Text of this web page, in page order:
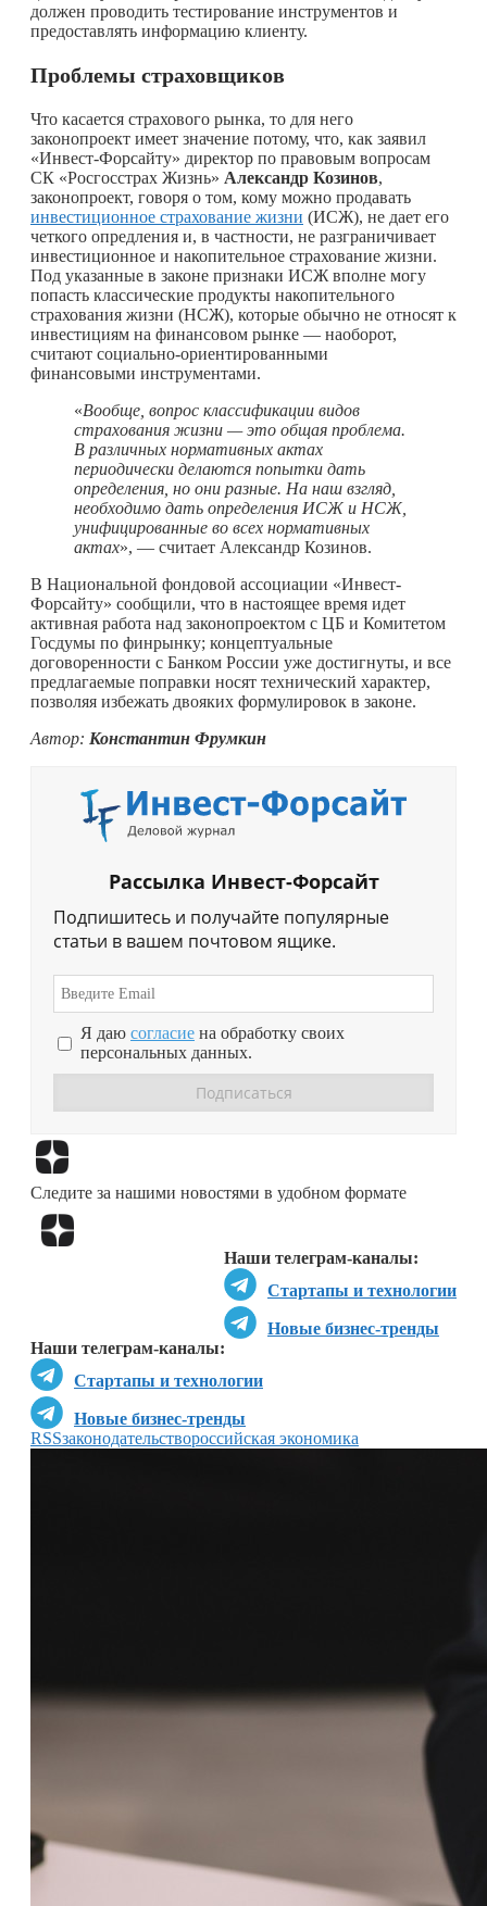
должен проводить тестирование инструментов и
предоставлять информацию клиенту.
Проблемы страховщиков
Что касается страхового рынка, то для него
законопроект имеет значение потому, что, как заявил
«Инвест-Форсайту» директор по правовым вопросам
СК «Росгосстрах Жизнь» Александр Козинов,
законопроект, говоря о том, кому можно продавать
инвестиционное страхование жизни (ИСЖ), не дает его
четкого опредления и, в частности, не разграничивает
инвестиционное и накопительное страхование жизни.
Под указанные в законе признаки ИСЖ вполне могу
попасть классические продукты накопительного
страхования жизни (НСЖ), которые обычно не относят к
инвестициям на финансовом рынке — наоборот,
считают социально-ориентированными
финансовыми инструментами.
«Вообще, вопрос классификации видов
страхования жизни — это общая проблема.
В различных нормативных актах
периодически делаются попытки дать
определения, но они разные. На наш взгляд,
необходимо дать определения ИСЖ и НСЖ,
унифицированные во всех нормативных
актах», — считает Александр Козинов.
В Национальной фондовой ассоциации «Инвест-
Форсайту» сообщили, что в настоящее время идет
активная работа над законопроектом с ЦБ и Комитетом
Госдумы по финрынку; концептуальные
договоренности с Банком России уже достигнуты, и все
предлагаемые поправки носят технический характер,
позволяя избежать двояких формулировок в законе.
Автор: Константин Фрумкин
Рассылка Инвест-Форсайт
Подпишитесь и получайте популярные
статьи в вашем почтовом ящике.
Я даю согласие на обработку своих
персональных данных.
Следите за нашими новостями в удобном формате
Наши телеграм-каналы:
Стартапы и технологии
Новые бизнес-тренды
Наши телеграм-каналы:
Стартапы и технологии
Новые бизнес-тренды
RSSзаконодательствороссийская экономика